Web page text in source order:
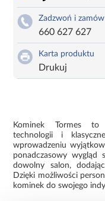
Zadzwoń i zamów
660 627 627
Karta produktu
Drukuj
Kominek Tormes to
technologii i
wprowadzeniu
ponadczasowy wygląd
dowolny salon,
Dzięki możliwości
kominek do swojego